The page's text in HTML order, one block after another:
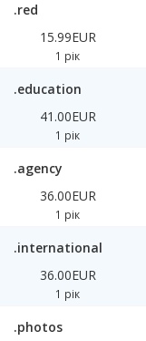
.red
15.99EUR
1 рік
.education
41.00EUR
1 рік
.agency
36.00EUR
1 рік
.international
36.00EUR
1 рік
.photos